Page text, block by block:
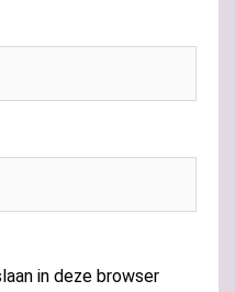
in deze browser